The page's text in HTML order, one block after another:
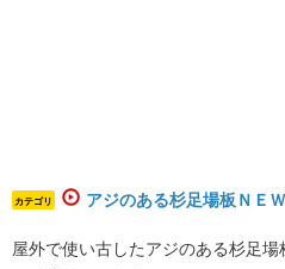
カテゴリ アジのある杉足場板ＮＥ
屋外で使い古したアジのある杉足